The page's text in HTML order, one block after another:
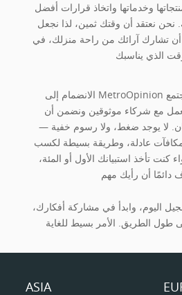
وخدماتها واتخاذ قرارات أفضل
. نحن نعتقد أن وقتك ثمين، لذا نجعل
تشارك آرائك من راحة منزلك، في
الانضمام إلى MetroOpinion يعني الانضمام إلى مجتمع
مع شركاء موثوقين ونضمن أن
لا يوجد ضغط، ولا رسوم خفية —
عادلة، وطريقة بسيطة لكسب
كنت تأخذ استبيانك الأول أو المئة،
اليوم، وابدأ في مشاركة أفكارك،
ASIA